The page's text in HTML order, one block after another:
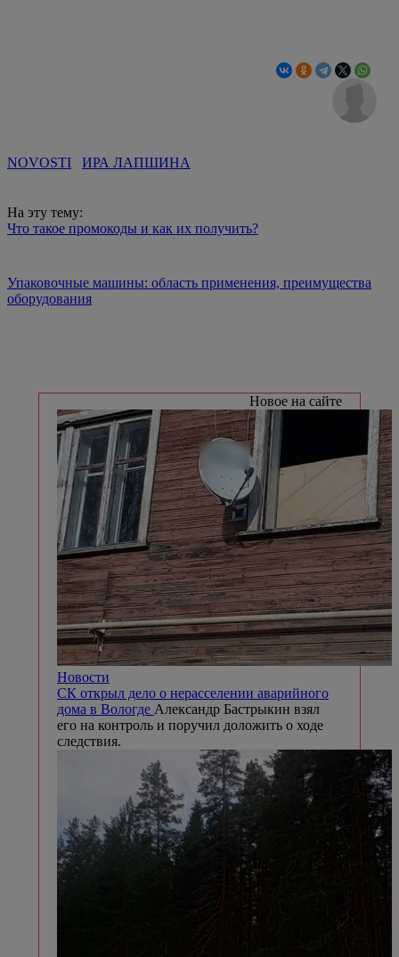
NOVOSTI ИРА ЛАПШИНА
На эту тему:
Что такое промокоды и как их получить?
Упаковочные машины: область применения, преимущества
оборудования
Новое на сайте
Новости
СК открыл дело о нерасселении аварийного
дома в Вологде Александр Бастрыкин взял
его на контроль и поручил доложить о ходе
следствия.